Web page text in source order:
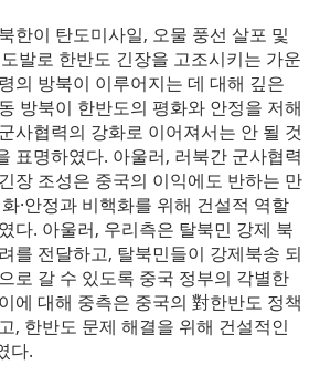
한이 탄도미사일, 오물 풍선 살포 및
발로 한반도 긴장을 고조시키는 가운
의 방북이 이루어지는 데 대해 깊은
방북이 한반도의 평화와 안정을 저해
사협력의 강화로 이어져서는 안 될 것
표명하였다. 아울러, 러북간 군사협력
장 조성은 중국의 이익에도 반하는 만
·안정과 비핵화를 위해 건설적 역할
다. 아울러, 우리측은 탈북민 강제 북
를 전달하고, 탈북민들이 강제북송 되
로 갈 수 있도록 중국 정부의 각별한
에 대해 중측은 중국의 對한반도 정책
, 한반도 문제 해결을 위해 건설적인
다.